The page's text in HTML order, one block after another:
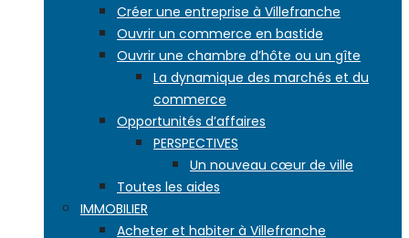
Créer une entreprise à Villefranche
Ouvrir un commerce en bastide
Ouvrir une chambre d’hôte ou un gîte
La dynamique des marchés et du
commerce
Opportunités d’affaires
PERSPECTIVES
Un nouveau cœur de ville
Toutes les aides
IMMOBILIER
Acheter et habiter à Villefranche